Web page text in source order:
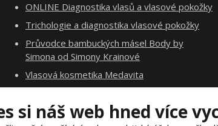
ONLINE Diagnostika vlasů a vlasové pokožky
Trichologie a diagnostika vlasové pokožky
Průvodce bambuckých másel Body by
Simona od Simony Krainové
Vlasová kosmetika Medavita
Vlasová poradna
si náš web hned více